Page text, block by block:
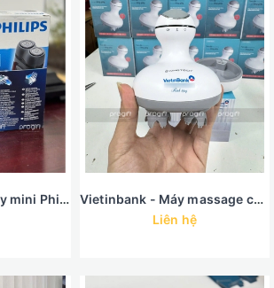
Máy cạo râu cầm tay mini Philips
Vietinbank - Máy massage cổ vai gáy
Liên hệ